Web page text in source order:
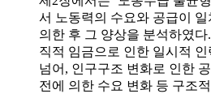
서 노동력의 수요와 공급이 일
의한 후 그 양상을 분석하였
직적 임금으로 인한 일시적
넘어, 인구구조 변화로 인한
전에 의한 수요 변화 등 구조